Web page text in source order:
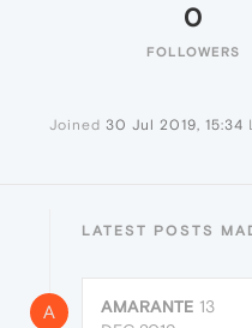
0
FOLLOWERS
Joined 30 Jul 2019, 15:34
LATEST POSTS
A AMARANTE 13